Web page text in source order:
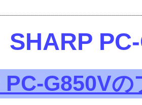
SHARP
PC-G850V